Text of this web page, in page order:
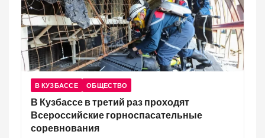
В КУЗБАССЕ ОБЩЕСТВО
В Кузбассе в третий раз проходят
Всероссийские горноспасательные
соревнования